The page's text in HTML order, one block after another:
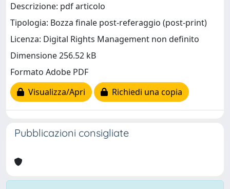
Descrizione: pdf articolo
Tipologia: Bozza finale post-referaggio (post-print)
Licenza: Digital Rights Management non definito
Dimensione 256.52 kB
Formato Adobe PDF
Visualizza/Apri
Richiedi una copia
Pubblicazioni consigliate